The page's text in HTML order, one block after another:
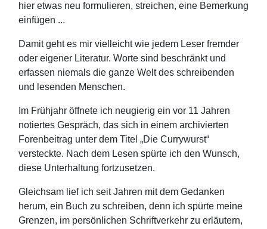
hier etwas neu formulieren, streichen, eine Bemerkung
einfügen ...
Damit geht es mir vielleicht wie jedem Leser fremder
oder eigener Literatur. Worte sind beschränkt und
erfassen niemals die ganze Welt des schreibenden
und lesenden Menschen.
Im Frühjahr öffnete ich neugierig ein vor 11 Jahren
notiertes Gespräch, das sich in einem archivierten
Forenbeitrag unter dem Titel „Die Currywurst“
versteckte. Nach dem Lesen spürte ich den Wunsch,
diese Unterhaltung fortzusetzen.
Gleichsam lief ich seit Jahren mit dem Gedanken
herum, ein Buch zu schreiben, denn ich spürte meine
Grenzen, im persönlichen Schriftverkehr zu erläutern,